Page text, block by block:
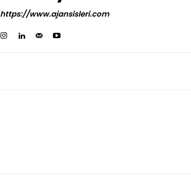
https://www.ajansisleri.com